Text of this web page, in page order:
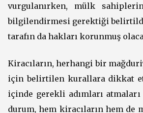
vurgulanırken, mülk
bilgilendirmesi gerektiği
tarafın da hakları korunmuş
Kiracıların, herhangi bir
için belirtilen kurallara dikkat
içinde gerekli adımları atmaları
durum, hem kiracıların hem